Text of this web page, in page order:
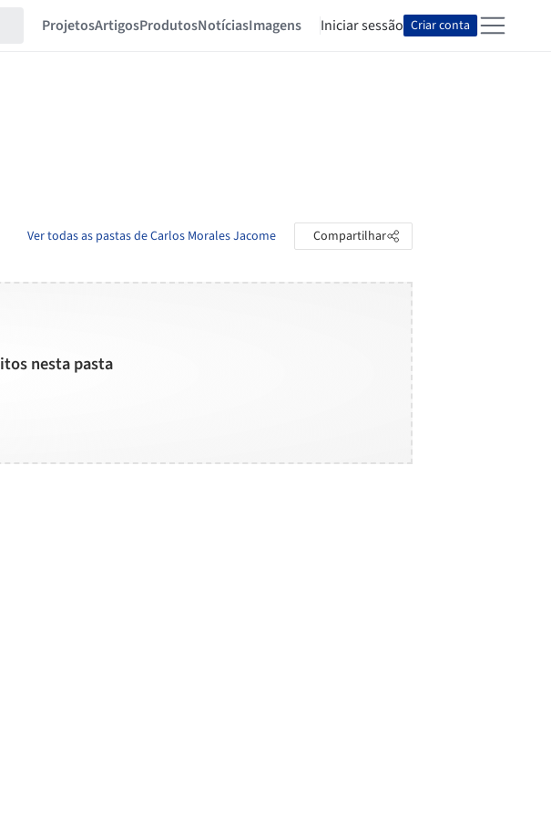
ProjetosArtigosProdutosNotíciasImagens Iniciar sessão Criar conta
Ver todas as pastas de Carlos Morales Jacome Compartilhar
nesta pasta